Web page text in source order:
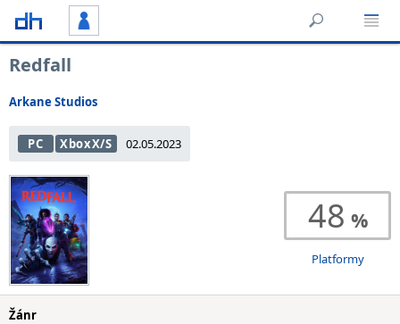
Redfall
Arkane Studios
PC XboxX/S 02.05.2023
48
Platformy
Žánr